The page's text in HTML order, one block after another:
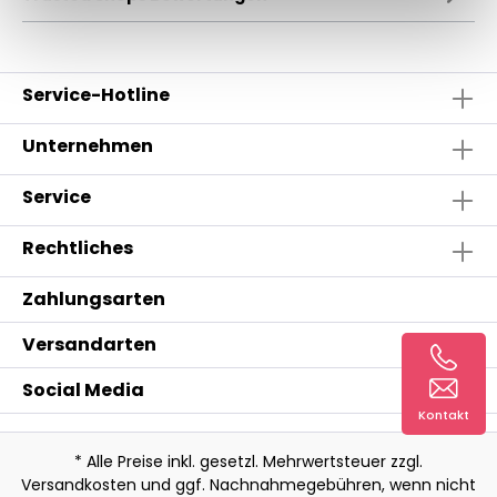
Service-Hotline
Unternehmen
Service
Rechtliches
Zahlungsarten
Versandarten
Social Media
* Alle Preise inkl. gesetzl. Mehrwertsteuer zzgl.
Versandkosten und ggf. Nachnahmegebühren, wenn nicht
Kontakt